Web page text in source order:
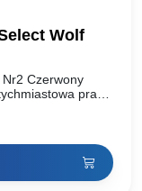
Wolf
Czerwony
praca
wyważonych